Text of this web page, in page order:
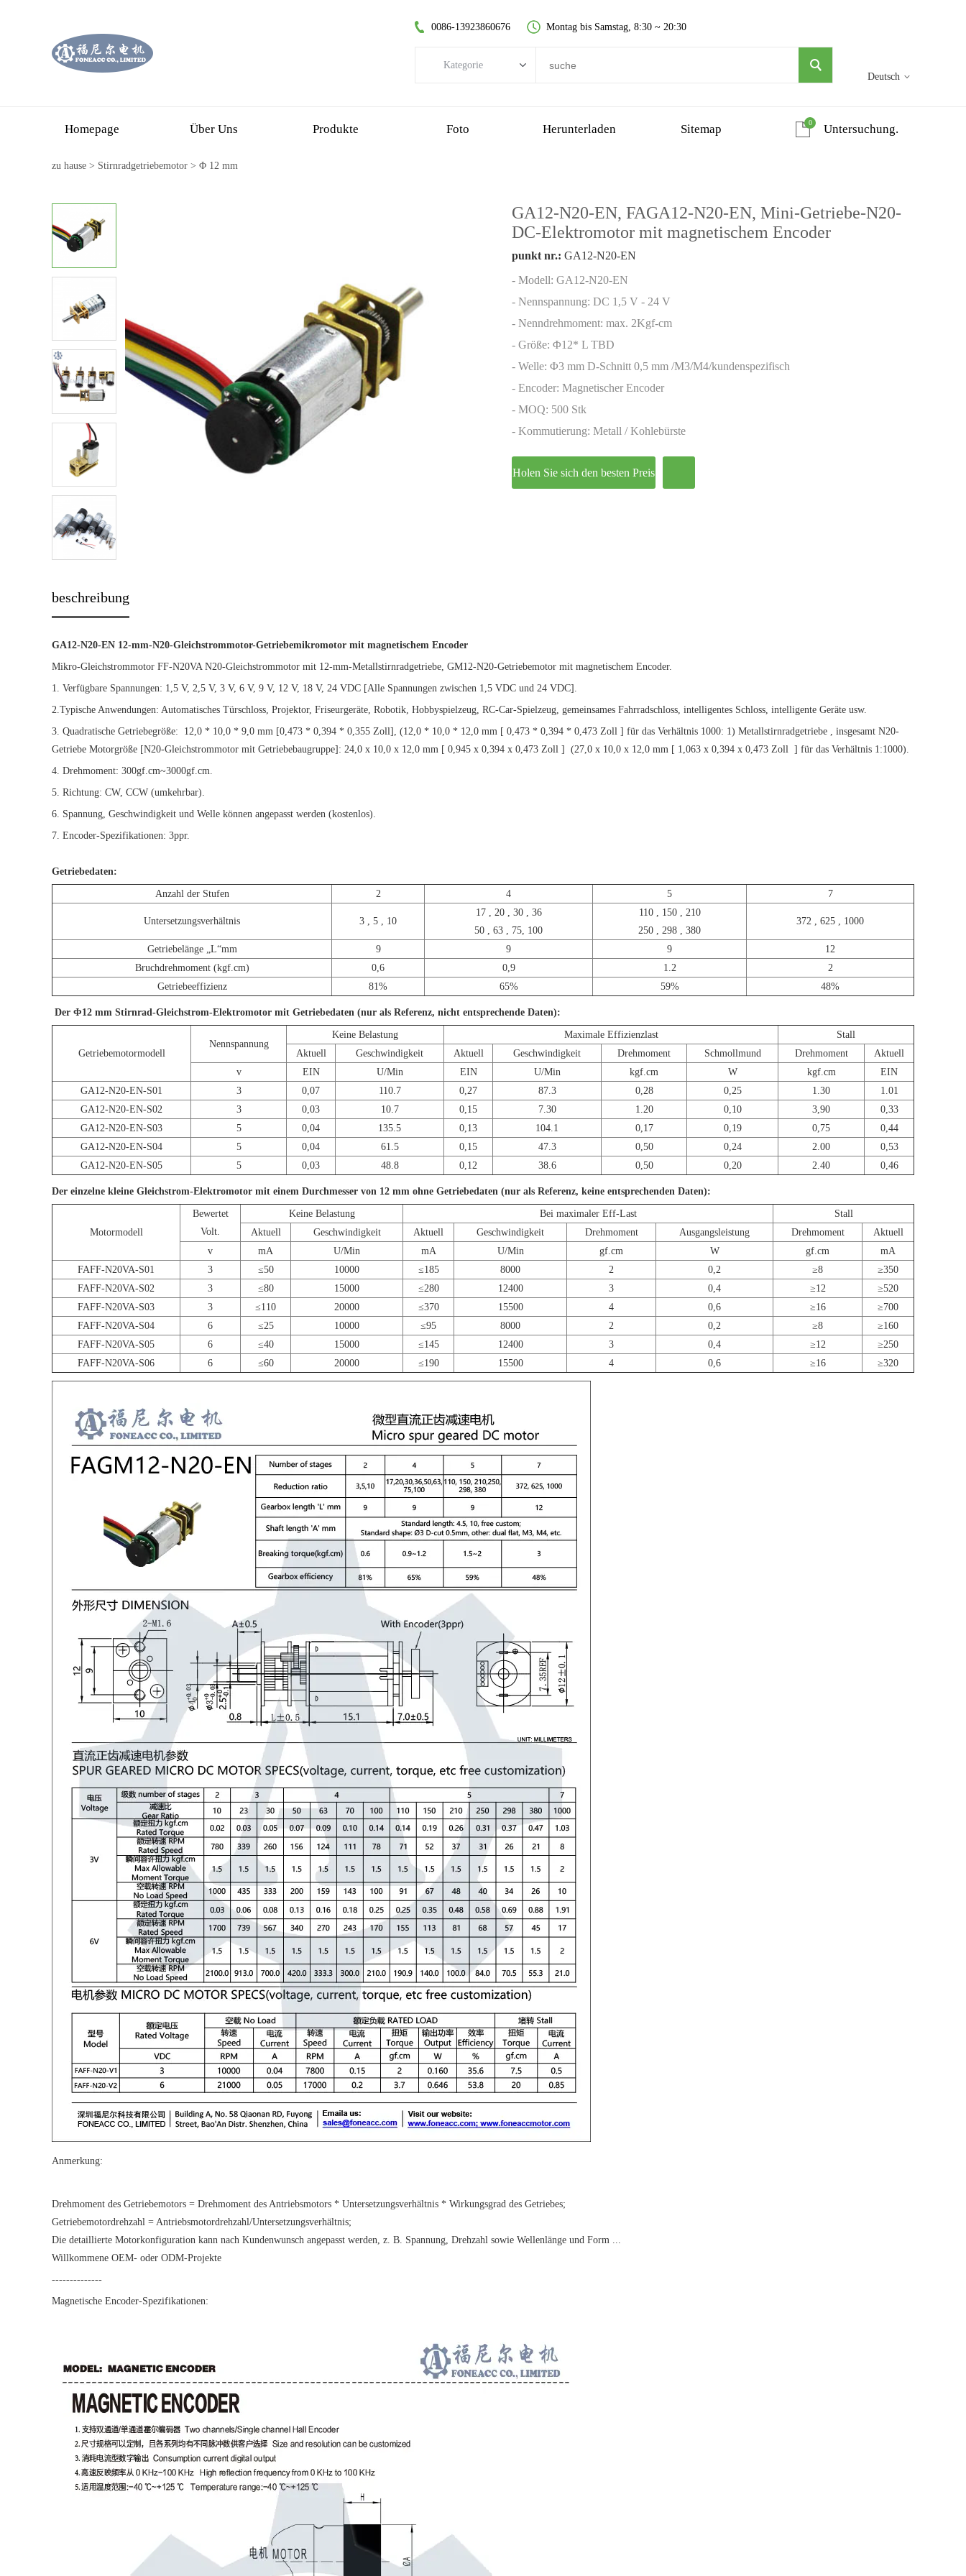
Deutsch
0086-13923860676 Montag bis Samstag, 8:30 ~ 20:30
Kategorie
kernloser bürstenloser Motor
Schneckengetriebemotor
Homepage Über Uns Produkte Foto Herunterladen Sitemap Untersuchung.
0
zu hause > Stirnradgetriebemotor > Φ 12 mm
GA12-N20-EN, FAGA12-N20-EN, Mini-Getriebe-N20-
DC-Elektromotor mit magnetischem Encoder
punkt nr.: GA12-N20-EN
- Modell: GA12-N20-EN
- Nennspannung: DC 1,5 V - 24 V
- Nenndrehmoment: max. 2Kgf-cm
- Größe: Φ12* L TBD
- Welle: Φ3 mm D-Schnitt 0,5 mm /M3/M4/kundenspezifisch
- Encoder: Magnetischer Encoder
- MOQ: 500 Stk
- Kommutierung: Metall / Kohlebürste
Holen Sie sich den besten Preis
beschreibung
GA12-N20-EN 12-mm-N20-Gleichstrommotor-Getriebemikromotor mit magnetischem Encoder
Mikro-Gleichstrommotor FF-N20VA N20-Gleichstrommotor mit 12-mm-Metallstirnradgetriebe, GM12-N20-Getriebemotor mit magnetischem Encoder.
1. Verfügbare Spannungen: 1,5 V, 2,5 V, 3 V, 6 V, 9 V, 12 V, 18 V, 24 VDC [Alle Spannungen zwischen 1,5 VDC und 24 VDC].
2.Typische Anwendungen: Automatisches Türschloss, Projektor, Friseurgeräte, Robotik, Hobbyspielzeug, RC-Car-Spielzeug, gemeinsames Fahrradschloss, intelligentes Schloss, intelligente Geräte usw.
3. Quadratische Getriebegröße: 12,0 * 10,0 * 9,0 mm [0,473 * 0,394 * 0,355 Zoll], (12,0 * 10,0 * 12,0 mm [ 0,473 * 0,394 * 0,473 Zoll ] für das Verhältnis 1000: 1) Metallstirnradgetriebe , insgesamt N20-
Getriebe Motorgröße [N20-Gleichstrommotor mit Getriebebaugruppe]: 24,0 x 10,0 x 12,0 mm [ 0,945 x 0,394 x 0,473 Zoll ] (27,0 x 10,0 x 12,0 mm [ 1,063 x 0,394 x 0,473 Zoll ] für das Verhältnis 1:1000).
4. Drehmoment: 300gf.cm~3000gf.cm.
5. Richtung: CW, CCW (umkehrbar).
6. Spannung, Geschwindigkeit und Welle können angepasst werden (kostenlos).
7. Encoder-Spezifikationen: 3ppr.
Getriebedaten:
Anzahl der Stufen 2 4 5 7
Untersetzungsverhältnis 3 , 5 , 10
17, 20, 30, 36
50 , 63 , 75, 100
110, 150, 210
250 , 298 , 380
372 , 625 , 1000
Getriebelänge „L“mm 9 9 9
12
Bruchdrehmoment (kgf.cm)
0,6 0,9 1.2
2
Getriebeeffizienz
81% 65% 59% 48%
Der Φ12 mm Stirnrad-Gleichstrom-Elektromotor mit Getriebedaten (nur als Referenz, nicht entsprechende Daten):
Getriebemotormodell
Nennspannung
Keine Belastung Maximale Effizienzlast
Stall
Aktuell
Geschwindigkeit Aktuell Geschwindigkeit Drehmoment Schmollmund Drehmoment
Aktuell
v
EIN U/Min EIN U/Min kgf.cm W kgf.cm
EIN
GA12-N20-EN-S01
3 0,07 110.7 0,27 87.3 0,28 0,25 1.30
1.01
GA12-N20-EN-S02
3 0,03 10.7 0,15 7.30 1.20 0,10 3,90
0,33
GA12-N20-EN-S03
5 0,04 135.5 0,13 104.1 0,17 0,19 0,75
0,44
GA12-N20-EN-S04
5 0,04 61.5 0,15 47.3 0,50 0,24 2.00
0,53
GA12-N20-EN-S05
5 0,03 48.8 0,12 38.6 0,50 0,20 2.40 0,46
Der einzelne kleine Gleichstrom-Elektromotor mit einem Durchmesser von 12 mm ohne Getriebedaten (nur als Referenz, keine entsprechenden Daten):
Motormodell
Bewertet
Volt.
Keine Belastung Bei maximaler Eff-Last
Stall
Aktuell
Geschwindigkeit Aktuell Geschwindigkeit Drehmoment Ausgangsleistung Drehmoment
Aktuell
v
mA U/Min mA U/Min gf.cm W gf.cm
mA
FAFF-N20VA-S01
3 ≤50 10000 ≤185 8000 2 0,2 ≥8
≥350
FAFF-N20VA-S02
3 ≤80 15000 ≤280 12400 3 0,4 ≥12
≥520
FAFF-N20VA-S03
3 ≤110 20000 ≤370 15500 4 0,6 ≥16
≥700
FAFF-N20VA-S04
6 ≤25 10000 ≤95 8000 2 0,2 ≥8
≥160
FAFF-N20VA-S05
6 ≤40 15000 ≤145 12400 3 0,4 ≥12
≥250
FAFF-N20VA-S06
6 ≤60 20000 ≤190 15500 4 0,6 ≥16 ≥320
Anmerkung:
Drehmoment des Getriebemotors = Drehmoment des Antriebsmotors * Untersetzungsverhältnis * Wirkungsgrad des Getriebes;
Getriebemotordrehzahl = Antriebsmotordrehzahl/Untersetzungsverhältnis;
Die detaillierte Motorkonfiguration kann nach Kundenwunsch angepasst werden, z. B. Spannung, Drehzahl sowie Wellenlänge und Form ...
Willkommene OEM- oder ODM-Projekte
--------------
Magnetische Encoder-Spezifikationen: